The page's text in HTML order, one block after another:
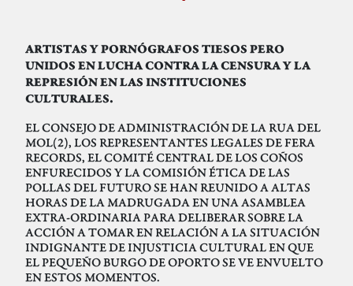
ARTISTAS Y PORNÓGRAFOS TIESOS PERO
UNIDOS EN LUCHA CONTRA LA CENSURA Y LA
REPRESIÓN EN LAS INSTITUCIONES
CULTURALES.
EL CONSEJO DE ADMINISTRACIÓN DE LA RUA DEL
MOL(2), LOS REPRESENTANTES LEGALES DE FERA
RECORDS, EL COMITÉ CENTRAL DE LOS COÑOS
ENFURECIDOS Y LA COMISIÓN ÉTICA DE LAS
POLLAS DEL FUTURO SE HAN REUNIDO A ALTAS
HORAS DE LA MADRUGADA EN UNA ASAMBLEA
EXTRA-ORDINARIA PARA DELIBERAR SOBRE LA
ACCIÓN A TOMAR EN RELACIÓN A LA SITUACIÓN
INDIGNANTE DE INJUSTICIA CULTURAL EN QUE
EL PEQUEÑO BURGO DE OPORTO SE VE ENVUELTO
EN ESTOS MOMENTOS.